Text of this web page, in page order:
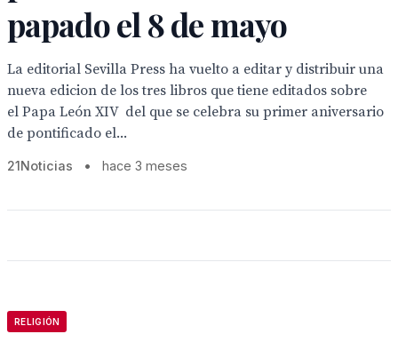
papado el 8 de mayo
La editorial Sevilla Press ha vuelto a editar y distribuir una
nueva edicion de los tres libros que tiene editados sobre
el Papa León XIV del que se celebra su primer aniversario
de pontificado el...
21Noticias • hace 3 meses
RELIGIÓN